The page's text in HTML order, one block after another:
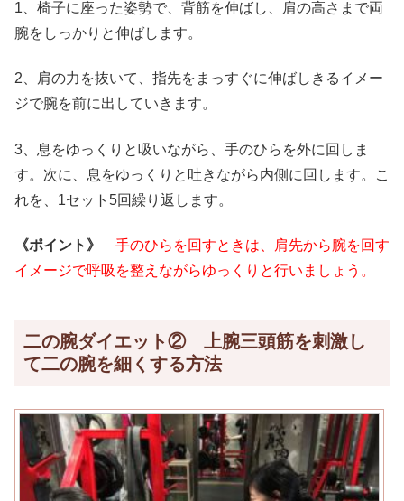
1、椅子に座った姿勢で、背筋を伸ばし、肩の高さまで両
腕をしっかりと伸ばします。
2、肩の力を抜いて、指先をまっすぐに伸ばしきるイメー
ジで腕を前に出していきます。
3、息をゆっくりと吸いながら、手のひらを外に回しま
す。次に、息をゆっくりと吐きながら内側に回します。こ
れを、1セット5回繰り返します。
《ポイント》
手のひらを回すときは、肩先から腕を回す
イメージで呼吸を整えながらゆっくりと行いましょう。
二の腕ダイエット② 上腕三頭筋を刺激し
て二の腕を細くする方法